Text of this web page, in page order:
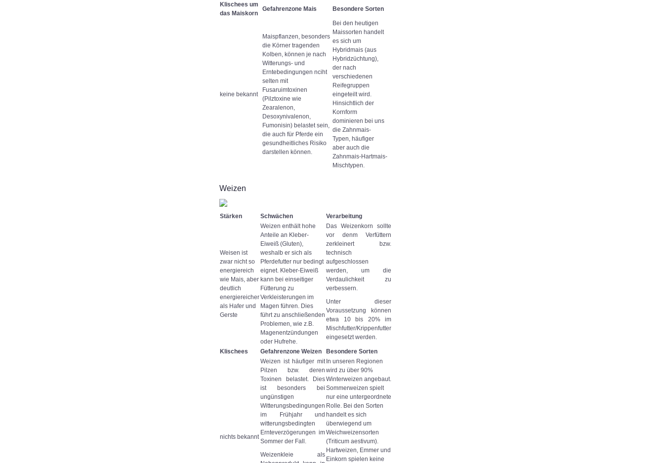
Klischees um
das Maiskorn
Gefahrenzone Mais Besondere Sorten
keine bekannt
Maispflanzen, besonders
die Körner tragenden
Kolben, können je nach
Witterungs- und
Erntebedingungen nciht
selten mit
Fusaruimtoxinen
(Pilztoxine wie
Zearalenon,
Desoxynivalenon,
Fumonisin) belastet sein,
die auch für Pferde ein
gesundheitliches Risiko
darstellen können.
Bei den heutigen
Maissorten handelt
es sich um
Hybridmais (aus
Hybridzüchtung),
der nach
verschiedenen
Reifegruppen
eingeteilt wird.
Hinsichtlich der
Kornform
dominieren bei uns
die Zahnmais-
Typen, häufiger
aber auch die
Zahnmais-Hartmais-
Mischtypen.
Weizen
Stärken Schwächen Verarbeitung
Weisen ist
zwar nicht so
energiereich
wie Mais, aber
deutlich
energiereicher
als Hafer und
Gerste
Weizen enthält hohe
Anteile an Kleber-
Eiweiß (Gluten),
weshalb er sich als
Pferdefutter nur bedingt
eignet. Kleber-Eiweiß
kann bei einseitiger
Fütterung zu
Verkleisterungen im
Magen führen. Dies
führt zu anschließenden
Problemen, wie z.B.
Magenentzündungen
oder Hufrehe.
Das Weizenkorn sollte
vor denm Verfüttern
zerkleinert bzw.
technisch
aufgeschlossen
werden, um die
Verdaulichkeit zu
verbessern.
Unter dieser
Voraussetzung können
etwa 10 bis 20% im
Mischfutter/Krippenfutter
eingesetzt werden.
Klischees Gefahrenzone Weizen Besondere Sorten
nichts bekannt
Weizen ist häufiger mit
Pilzen bzw. deren
Toxinen belastet. Dies
ist besonders bei
ungünstigen
Witterungsbedingungen
im Frühjahr und
witterungsbedingten
Ernteverzögerungen im
Sommer der Fall.
Weizenkleie als
In unseren Regionen
wird zu über 90%
Winterweizen angebaut.
Sommerweizen spielt
nur eine untergeordnete
Rolle. Bei den Sorten
handelt es sich
überwiegend um
Weichweizensorten
(Triticum aestivum).
Hartweizen, Emmer und
Einkorn spielen keine